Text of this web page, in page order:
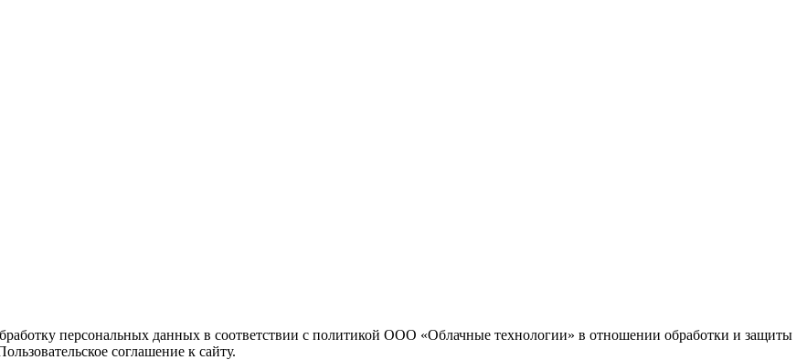
персональных данных в соответствии с политикой ООО «Облачные технологии» в отношении обработки и защиты
соглашение к сайту.